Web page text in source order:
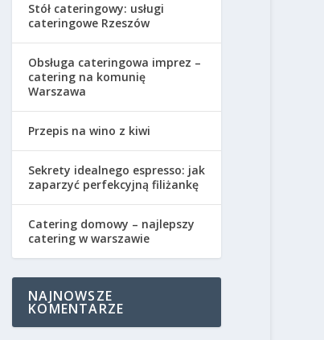
Stół cateringowy: usługi
cateringowe Rzeszów
Obsługa cateringowa imprez –
catering na komunię
Warszawa
Przepis na wino z kiwi
Sekrety idealnego espresso: jak
zaparzyć perfekcyjną filiżankę
Catering domowy – najlepszy
catering w warszawie
NAJNOWSZE
KOMENTARZE